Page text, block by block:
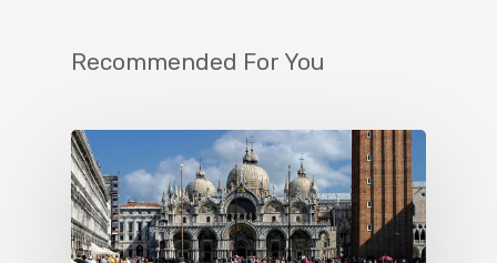
Recommended For You